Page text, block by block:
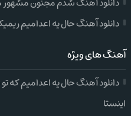
دانلود آهنگ شدم مجنون
دانلود آهنگ حال یه اعدامیم
آهنگ های ویژه
دانلود آهنگ حال یه اعدامیم
اینستا